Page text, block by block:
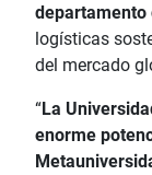
departamento
logísticas
del mercado
“La
enorme